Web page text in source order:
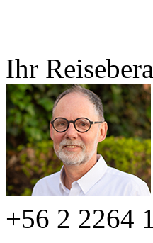
Ihr
+56 2 2264